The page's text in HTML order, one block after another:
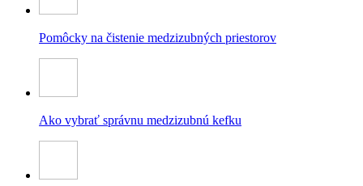
Pomôcky na čistenie medzizubných priestorov
Ako vybrať správnu medzizubnú kefku